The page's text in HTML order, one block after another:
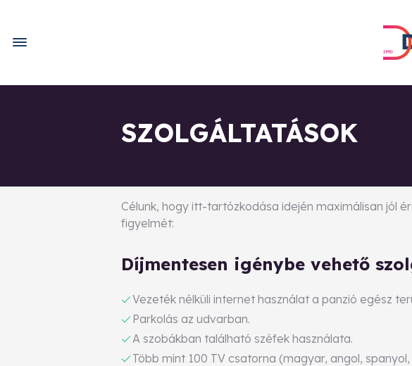
SZOLGÁLTATÁSOK
Célunk, hogy itt-tartózkodása idején maximálisan jól
figyelmét:
Díjmentesen igénybe vehető
Vezeték nélküli internet használat a panzió egész
Parkolás az udvarban.
A szobákban található széfek használata.
Több mint 100 TV csatorna (magyar, angol,